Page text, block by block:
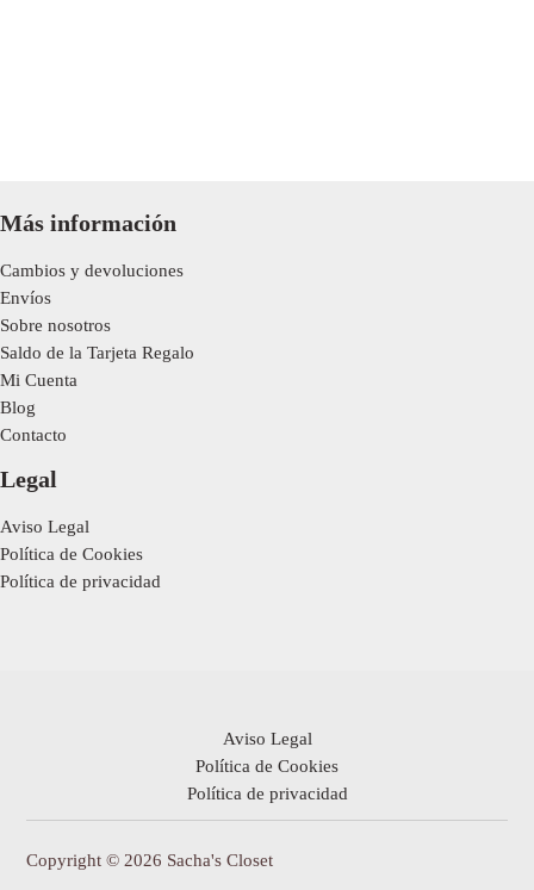
Más información
Cambios y devoluciones
Envíos
Sobre nosotros
Saldo de la Tarjeta Regalo
Mi Cuenta
Blog
Contacto
Legal
Aviso Legal
Política de Cookies
Política de privacidad
Aviso Legal
Política de Cookies
Política de privacidad
Copyright © 2026 Sacha's Closet